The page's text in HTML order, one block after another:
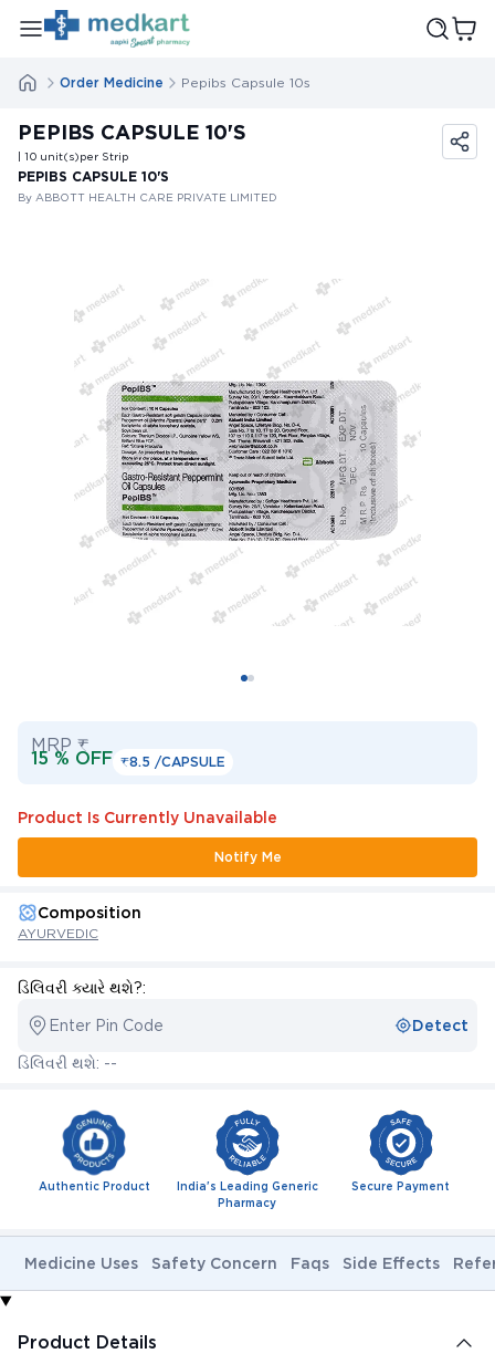
Order Medicine Pepibs Capsule 10s
PEPIBS CAPSULE 10'S
| 10 unit(s)per Strip
PEPIBS CAPSULE 10'S
By ABBOTT HEALTH CARE PRIVATE LIMITED
MRP ₹
15 % OFF ₹8.5 /CAPSULE
Product Is Currently Unavailable
Notify Me
Composition
AYURVEDIC
ડિલિવરી ક્યારે થશે?:
Enter Pin Code Detect
ડિલિવરી થશે: --
Authentic Product
India's Leading Generic
Pharmacy
Secure Payment
Medicine Uses Safety Concern Faqs Side Effects
Product Details